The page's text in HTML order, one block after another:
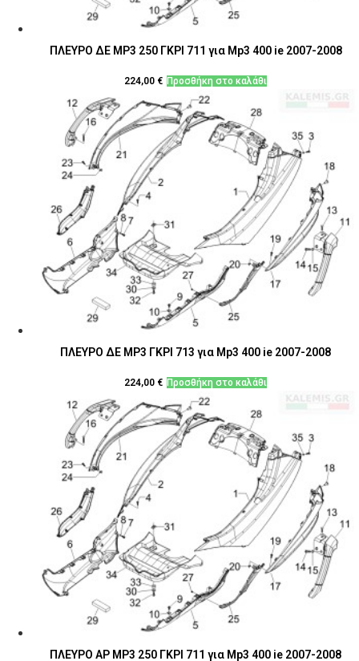
ΠΛΕΥΡΟ ΔΕ MP3 250 ΓΚΡΙ 711 για Mp3 400 ie 2007-2008
224,00 € Προσθήκη στο καλάθι
ΠΛΕΥΡΟ ΔΕ MP3 ΓΚΡΙ 713 για Mp3 400 ie 2007-2008
224,00 € Προσθήκη στο καλάθι
ΠΛΕΥΡΟ ΑΡ MP3 250 ΓΚΡΙ 711 για Mp3 400 ie 2007-2008